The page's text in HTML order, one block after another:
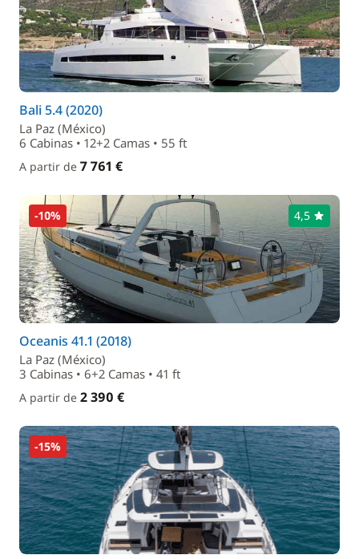
Bali 5.4 (2020)
La Paz (México)
6 Cabinas • 12+2 Camas • 55 ft
A partir de 7 761 €
-10% 4,5
Oceanis 41.1 (2018)
La Paz (México)
3 Cabinas • 6+2 Camas • 41 ft
A partir de 2 390 €
-15%